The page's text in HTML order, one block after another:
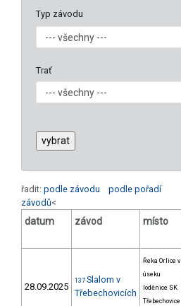
Typ závodu
Trať
řadit: podle závodu podle pořadí
závodů<
datum závod místo
28.09.2025
137 Slalom v
Třebechovicích
Řeka Orlice v
úseku
loděnice SK
Třebechovice